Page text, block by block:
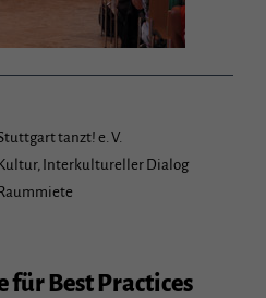
tanzt! e. V.
Kultur, Interkultureller Dialog
Raummiete
für Best Practices